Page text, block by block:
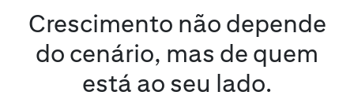
Crescimento não depende
do cenário, mas de quem
está ao seu lado.